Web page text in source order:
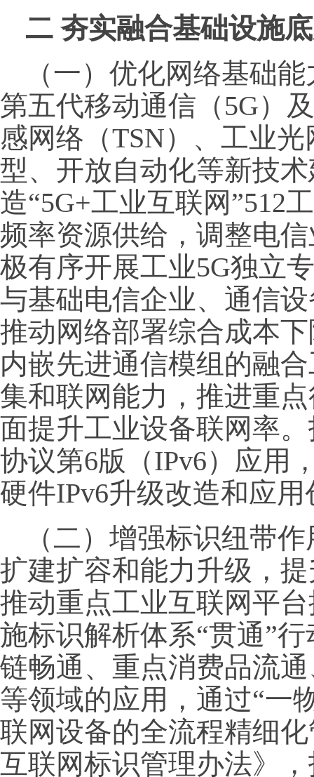
二 夯实融合基础设施
（一）优化网络基础
第五代移动通信（5G）
感网络（TSN）、工业
型、开放自动化等新技
造“5G+工业互联网”512
频率资源供给，调整电
极有序开展工业5G独立
与基础电信企业、通信
推动网络部署综合成本
内嵌先进通信模组的融
集和联网能力，推进重
面提升工业设备联网率
协议第6版（IPv6）应用
硬件IPv6升级改造和应用
（二）增强标识纽带
扩建扩容和能力升级，
推动重点工业互联网平
施标识解析体系“贯通”
链畅通、重点消费品流
等领域的应用，通过“一
联网设备的全流程精细
互联网标识管理办法》